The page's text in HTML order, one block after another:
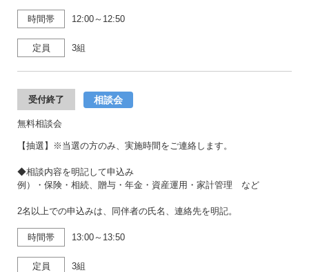
時間帯 12:00～12:50
定員 3組
受付終了 相談会
無料相談会
【抽選】※当選の方のみ、実施時間をご連絡します。
◆相談内容を明記して申込み
例）・保険・相続、贈与・年金・資産運用・家計管理 など
2名以上での申込みは、同伴者の氏名、連絡先を明記。
時間帯 13:00～13:50
定員 3組